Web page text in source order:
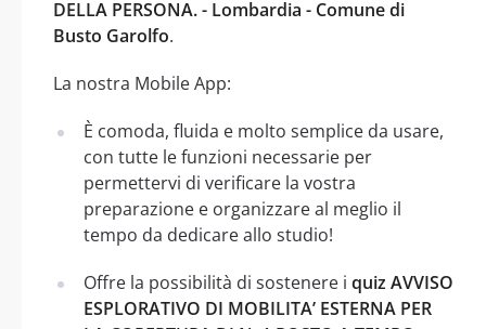
DELLA PERSONA. - Lombardia - Comune di
Busto Garolfo.
La nostra Mobile App:
È comoda, fluida e molto semplice da usare,
con tutte le funzioni necessarie per
permettervi di verificare la vostra
preparazione e organizzare al meglio il
tempo da dedicare allo studio!
Offre la possibilità di sostenere i quiz AVVISO
ESPLORATIVO DI MOBILITA’ ESTERNA PER